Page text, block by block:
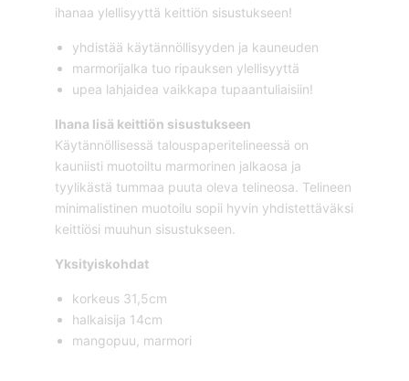
ihanaa ylellisyyttä keittiön sisustukseen!
yhdistää käytännöllisyyden ja kauneuden
marmorijalka tuo ripauksen ylellisyyttä
upea lahjaidea vaikkapa tupaantuliaisiin!
Ihana lisä keittiön sisustukseen
Käytännöllisessä talouspaperitelineessä on
kauniisti muotoiltu marmorinen jalkaosa ja
tyylikästä tummaa puuta oleva telineosa. Telineen
minimalistinen muotoilu sopii hyvin yhdistettäväksi
keittiösi muuhun sisustukseen.
Yksityiskohdat
korkeus 31,5cm
halkaisija 14cm
mangopuu, marmori